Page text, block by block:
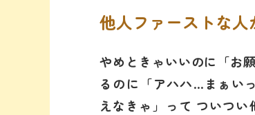
他人ファーストな
やめときゃいいのに「お
るのに「アハハ…まぁい
えなきゃ」って ついつ